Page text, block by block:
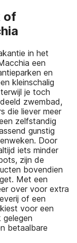
of
in het
een
en
kleinschalig
je toch
zwembad,
die liever meer
zelfstandig
gunstig
Door
iets minder
zijn de
bovendien
Met een
over voor extra
of een
voor een
betaalbare